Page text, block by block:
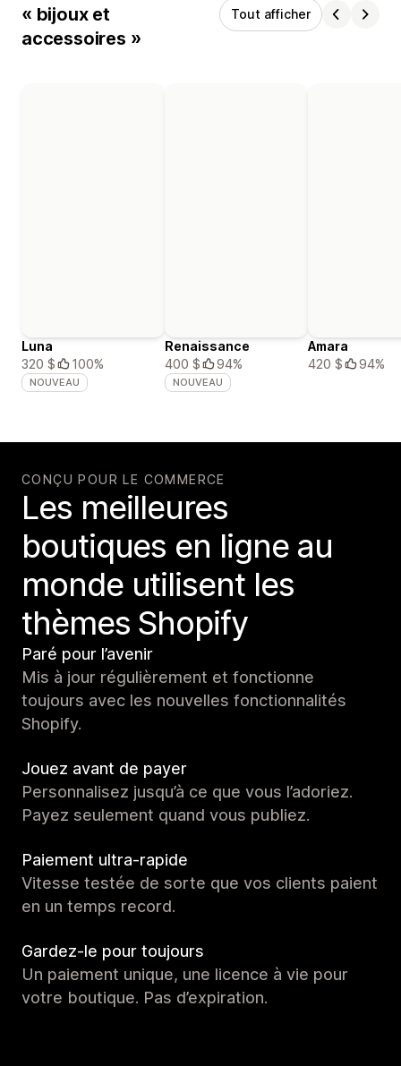
« bijoux et
accessoires »
Tout afficher
Luna
320 $
100%
NOUVEAU
Renaissance
400 $
94%
NOUVEAU
Amara
420 $
94%
CONÇU POUR LE COMMERCE
Les meilleures
boutiques en ligne au
monde utilisent les
thèmes Shopify
Paré pour l’avenir
Mis à jour régulièrement et fonctionne
toujours avec les nouvelles fonctionnalités
Shopify.
Jouez avant de payer
Personnalisez jusqu’à ce que vous l’adoriez.
Payez seulement quand vous publiez.
Paiement ultra-rapide
Vitesse testée de sorte que vos clients paient
en un temps record.
Gardez-le pour toujours
Un paiement unique, une licence à vie pour
votre boutique. Pas d’expiration.